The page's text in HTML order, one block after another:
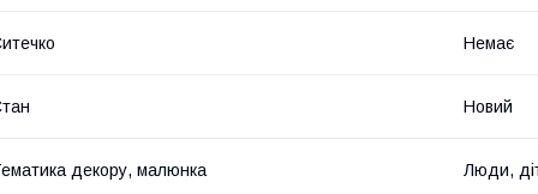
Немає
Новий
декору, малюнка Люди,